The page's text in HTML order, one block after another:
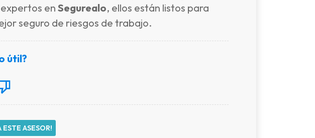
en Segurealo, ellos están listos para
seguro de riesgos de trabajo.
útil?
ESTE ASESOR!